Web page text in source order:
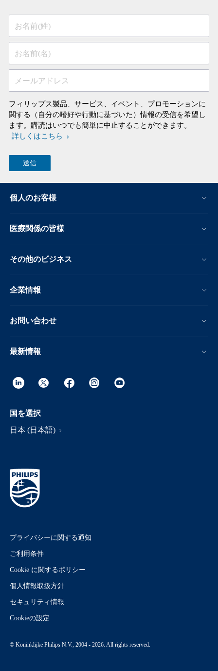
お名前(姓)
お名前(名)
メールアドレス
フィリップス製品、サービス、イベント、プロモーションに
関する（自分の嗜好や行動に基づいた）情報の受信を希望し
ます。購読はいつでも簡単に中止することができます。
詳しくはこちら
個人のお客様
医療関係の皆様
その他のビジネス
企業情報
お問い合わせ
最新情報
国を選択
日本 (日本語)
プライバシーに関する通知
ご利用条件
Cookie に関するポリシー
個人情報取扱方針
セキュリティ情報
Cookieの設定
© Koninklijke Philips N.V., 2004 - 2026. All rights reserved.